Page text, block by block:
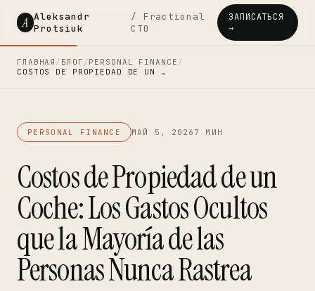
A Aleksandr
Protsiuk
/ Fractional
CTO
ЗАПИСАТЬСЯ
→
ГЛАВНАЯ / БЛОГ /PERSONAL FINANCE /
COSTOS DE PROPIEDAD DE UN …
PERSONAL FINANCE МАЙ 5, 2026 7 МИН
Costos de Propiedad de un
Coche: Los Gastos Ocultos
que la Mayoría de las
Personas Nunca Rastrea